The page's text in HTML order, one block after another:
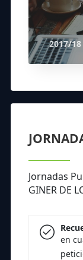
2017/18
Jornadas
GINER DE
en